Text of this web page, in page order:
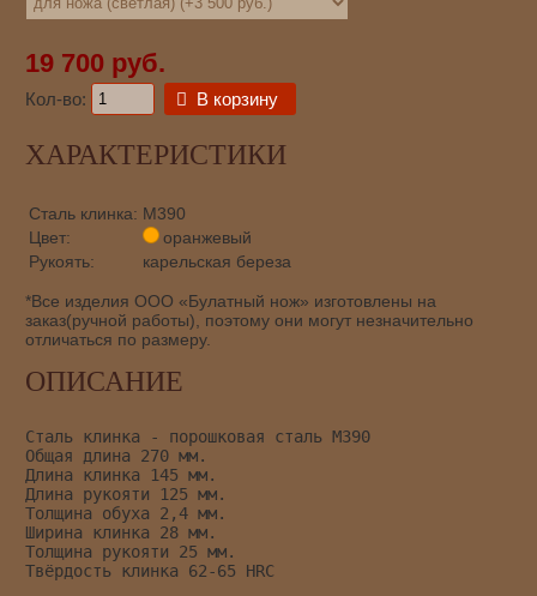
19 700 руб.
Кол-во: В корзину
ХАРАКТЕРИСТИКИ
Сталь клинка: М390
Цвет:
оранжевый
Рукоять:
карельская береза
*Все изделия ООО «Булатный нож» изготовлены на
заказ(ручной работы), поэтому они могут незначительно
отличаться по размеру.
ОПИСАНИЕ
Сталь клинка - порошковая сталь М390
Общая длина 270 мм.
Длина клинка 145 мм.
Длина рукояти 125 мм.
Толщина обуха 2,4 мм.
Ширина клинка 28 мм.
Толщина рукояти 25 мм.
Твёрдость клинка 62-65 HRC